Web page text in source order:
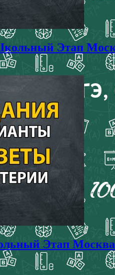
Этап
Этап Москва